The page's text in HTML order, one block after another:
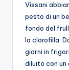
Vissani
pesto di un
fondo del
la clorofilla.
giorni in
diluito con